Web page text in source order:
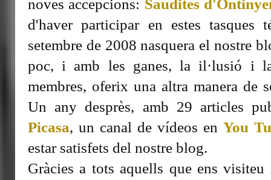
noves accepcions: Saudites
d'haver participar en estes tasques
setembre de 2008 nasquera el nostre
poc, i amb les ganes, la il·lusió i
membres, oferix una altra manera de
Un any desprès, amb 29 articles
Picasa, un canal de vídeos en You
estar satisfets del nostre blog.
Gràcies a tots aquells que ens